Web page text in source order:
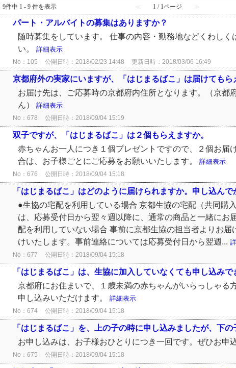
9件中 1 - 9 件を表示 ≪ 1 / 1ページ ≫
パート・アルバイトの募集はありますか？
随時募集をしています。 仕事の内容・勤務地などくわし
い。 詳細表示
No：105 公開日時：2018/02/23 14:48 更新日時：2018/03/06 16:49
京都府外の実家にいますが、「はじまるばこ」は届けてもら
お届け先は、ご応募時の京都府内住所となります。（京都
ん） 詳細表示
No：678 公開日時：2018/09/04 15:19
双子ですが、「はじまるばこ」は２個もらえますか。
赤ちゃんお一人につき１個プレゼントですので、２個お届
合は、お子様ごとにご応募をお願いいたします。 詳細表示
No：676 公開日時：2018/09/04 15:18
「はじまるばこ」はどのように届けられますか。申し込ん
●生協の宅配を利用している場合 京都生協の宅配（共同購
は、応募受付日から翌々週以降に、通常の商品と一緒にお
配を利用していない場合 事前に京都生協の担当者よりお届
けいたします。事前連絡については応募受付日から翌週...
No：677 公開日時：2018/09/04 15:18
「はじまるばこ」は、生協に加入していなくても申し込みで
京都府にお住まいで、１歳未満の赤ちゃんがいらっしゃる
申し込みいただけます。 詳細表示
No：674 公開日時：2018/09/04 15:18
「はじまるばこ」を、上の子の時に申し込みましたが、下の
お申し込みは、お子様おひとりにつき一回です。ぜひお申
No：675 公開日時：2018/09/04 15:18